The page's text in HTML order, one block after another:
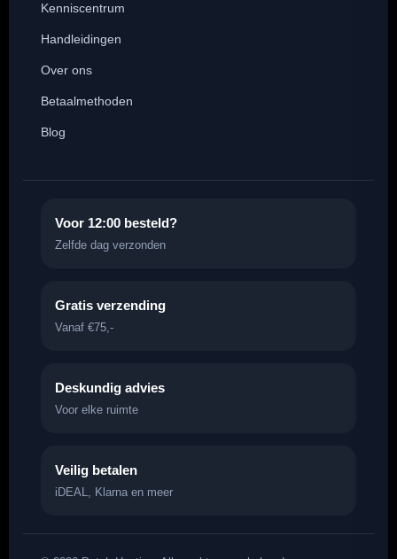
Kenniscentrum
Handleidingen
Over ons
Betaalmethoden
Blog
Voor 12:00 besteld?
Zelfde dag verzonden
Gratis verzending
Vanaf €75,-
Deskundig advies
Voor elke ruimte
Veilig betalen
iDEAL, Klarna en meer